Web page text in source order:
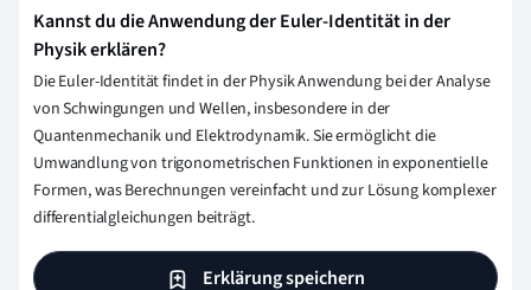
Kannst du die Anwendung der Euler-Identität in der
Physik erklären?
Die Euler-Identität findet in der Physik Anwendung bei der Analyse
von Schwingungen und Wellen, insbesondere in der
Quantenmechanik und Elektrodynamik. Sie ermöglicht die
Umwandlung von trigonometrischen Funktionen in exponentielle
Formen, was Berechnungen vereinfacht und zur Lösung komplexer
differentialgleichungen beiträgt.
Erklärung speichern